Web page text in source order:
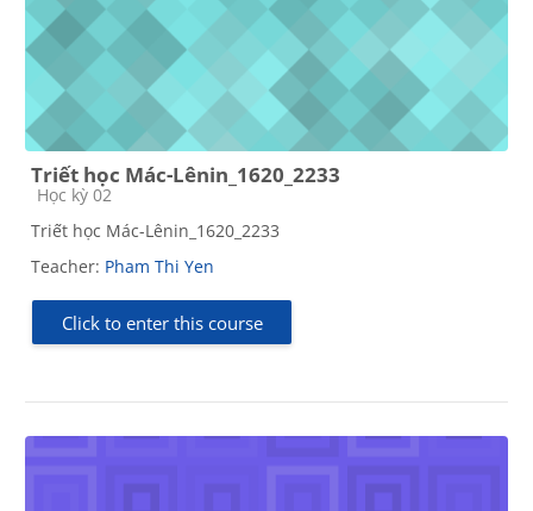
Triết học Mác-Lênin_1620_2233
Course category
Học kỳ 02
Triết học Mác-Lênin_1620_2233
Teacher: Pham Thi Yen
Click to enter this course